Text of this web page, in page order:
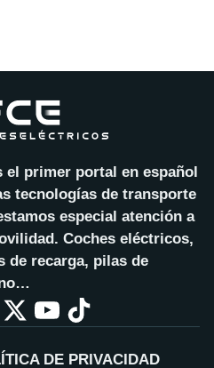
el primer portal en español
tecnologías de transporte
especial atención a
Coches eléctricos,
de recarga, pilas de
DE PRIVACIDAD